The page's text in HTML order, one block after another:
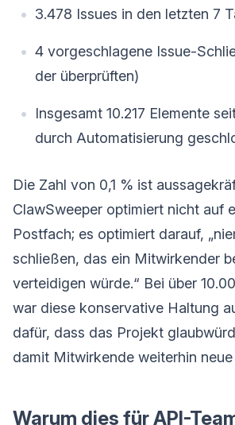
3.478 Issues in den letzten 7
4 vorgeschlagene Issue-
der überprüften)
Insgesamt 10.217 Elemente
durch Automatisierung
Die Zahl von 0,1 % ist
ClawSweeper optimiert nicht auf
Postfach; es optimiert darauf,
schließen, das ein Mitwirkender
verteidigen würde.“ Bei über
war diese konservative Haltung
dafür, dass das Projekt
damit Mitwirkende weiterhin
Warum dies für API-